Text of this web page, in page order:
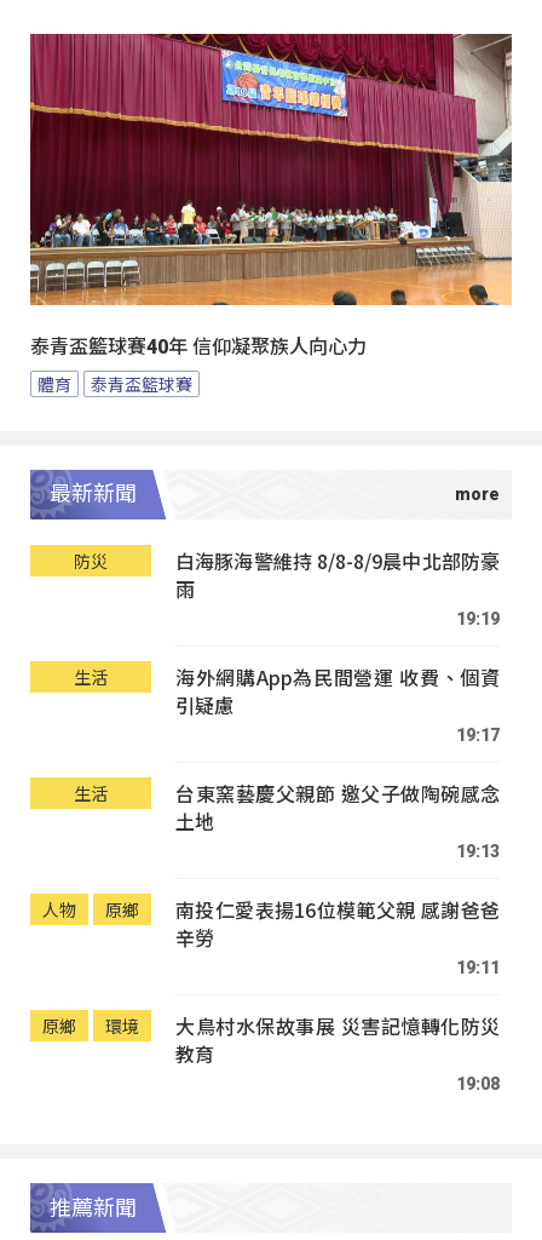
泰青盃籃球賽40年 信仰凝聚族人向心力
體育 泰青盃籃球賽
最新新聞
防災
白海豚海警維持 8/8-8/9晨中北部防豪
雨
19:19
生活
海外網購App為民間營運 收費、個資
引疑慮
19:17
生活
台東窯藝慶父親節 邀父子做陶碗感念
土地
19:13
人物 原鄉
南投仁愛表揚16位模範父親 感謝爸爸
辛勞
19:11
原鄉 環境
大鳥村水保故事展 災害記憶轉化防災
教育
19:08
推薦新聞